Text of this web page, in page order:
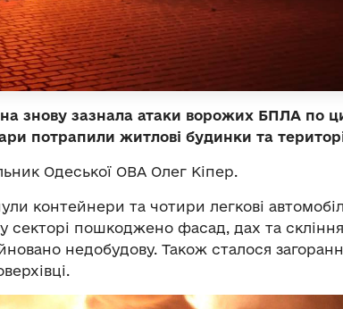
знову зазнала атаки ворожих БПЛА по
потрапили житлові будинки та
Одеської ОВА Олег Кіпер.
контейнери та чотири легкові
секторі пошкоджено фасад, дах та
недобудову. Також сталося